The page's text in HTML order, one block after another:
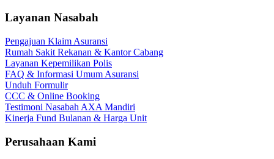
Layanan Nasabah
Pengajuan Klaim Asuransi
Rumah Sakit Rekanan & Kantor Cabang
Layanan Kepemilikan Polis
FAQ & Informasi Umum Asuransi
Unduh Formulir
CCC & Online Booking
Testimoni Nasabah AXA Mandiri
Kinerja Fund Bulanan & Harga Unit
Perusahaan Kami